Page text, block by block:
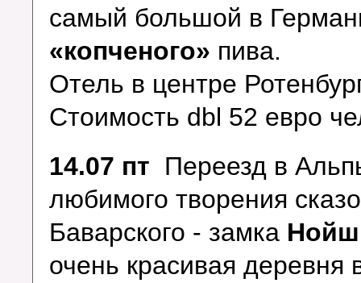
самый большой в
«копченого» пива.
Отель в центре
Стоимость dbl 52 евро
14.07 пт Переезд в
любимого творения
Баварского - замка
очень красивая